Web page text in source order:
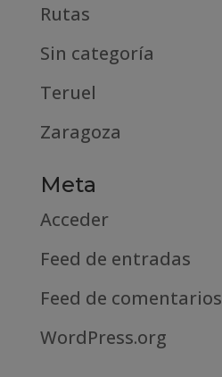
Rutas
Sin categoría
Teruel
Zaragoza
Meta
Acceder
Feed de entradas
Feed de comentarios
WordPress.org